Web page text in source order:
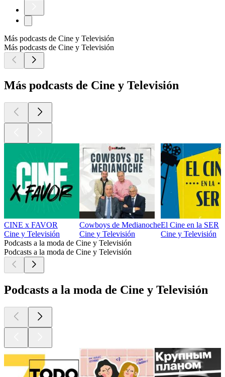
Más podcasts de Cine y Televisión
Más podcasts de Cine y Televisión
Más podcasts de Cine y Televisión
CINE x FAVOR
Cine y Televisión
Cowboys de Medianoche
Cine y Televisión
El Cine en la SER
Cine y Televisión
Podcasts a la moda de Cine y Televisión
Podcasts a la moda de Cine y Televisión
Podcasts a la moda de Cine y Televisión